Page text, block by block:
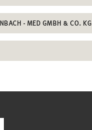
- MED GMBH & CO. KG